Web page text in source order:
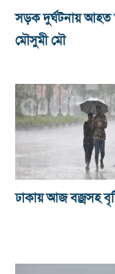
সড়ক দুর্ঘটনায় আহত
মৌসুমী মৌ
ঢাকায় আজ বজ্রসহ